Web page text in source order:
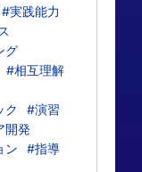
#実践能力
グ
#相互理解
ク
#演習
開発
ン
#指導